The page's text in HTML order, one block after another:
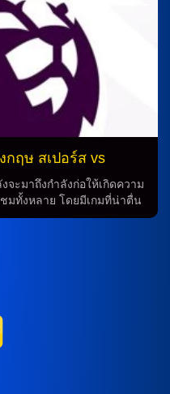
กฤษ สเปอร์ส vs
ะมาถึงกำลังก่อให้เกิดความ
มทั้งหลาย โดยมีเกมที่น่าตื่น
ระหว่าง โธมัส แฟร้งค์ กับ
ส เบิร์กวาลล์, เจมส์ แมดดิ
ที่ยังบาดเจ็บทั้งหมดและยัง
งสนาม เป๊ป กวาร์ดิโอล่า